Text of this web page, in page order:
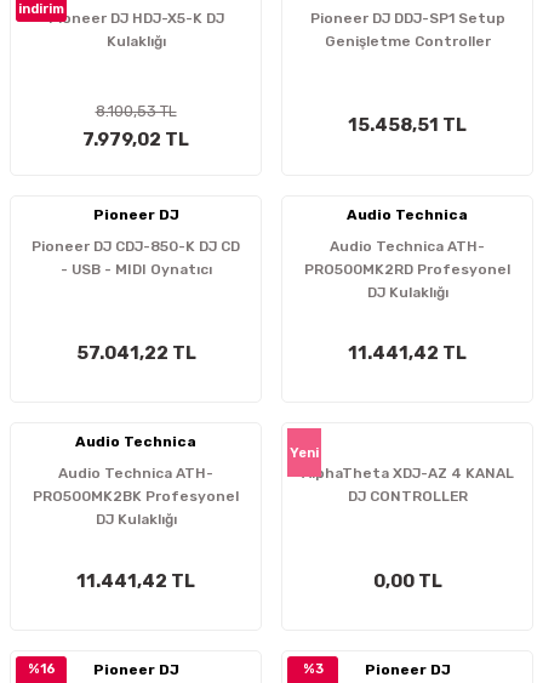
indirim
Pioneer DJ HDJ-X5-K DJ
Kulaklığı
8.100,53 TL
7.979,02 TL
Pioneer DJ DDJ-SP1 Setup
Genişletme Controller
15.458,51 TL
Pioneer DJ
Pioneer DJ CDJ-850-K DJ CD
- USB - MIDI Oynatıcı
57.041,22 TL
Audio Technica
Audio Technica ATH-
PRO500MK2RD Profesyonel
DJ Kulaklığı
11.441,42 TL
Audio Technica
Audio Technica ATH-
PRO500MK2BK Profesyonel
DJ Kulaklığı
11.441,42 TL
Yeni
AlphaTheta XDJ-AZ 4 KANAL
DJ CONTROLLER
0,00 TL
%16
Pioneer DJ
%3
Pioneer DJ